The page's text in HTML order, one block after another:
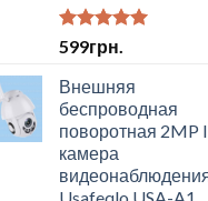
Оцінено в
з 5
599грн.
Внешняя
беспроводная
поворотная 2MP
камера